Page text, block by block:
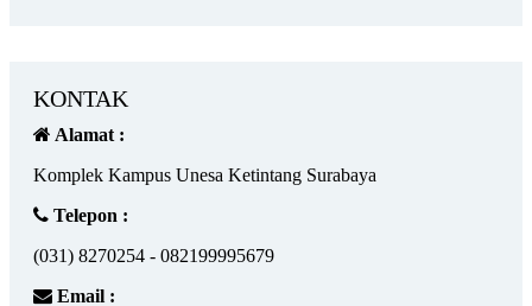
KONTAK
Alamat :
Komplek Kampus Unesa Ketintang Surabaya
Telepon :
(031) 8270254 - 082199995679
Email :